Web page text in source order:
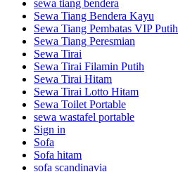
sewa tiang bendera
Sewa Tiang Bendera Kayu
Sewa Tiang Pembatas VIP Putih
Sewa Tiang Peresmian
Sewa Tirai
Sewa Tirai Filamin Putih
Sewa Tirai Hitam
Sewa Tirai Lotto Hitam
Sewa Toilet Portable
sewa wastafel portable
Sign in
Sofa
Sofa hitam
sofa scandinavia